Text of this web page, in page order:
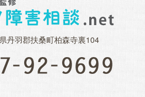
丹羽郡扶桑町柏森寺裏104